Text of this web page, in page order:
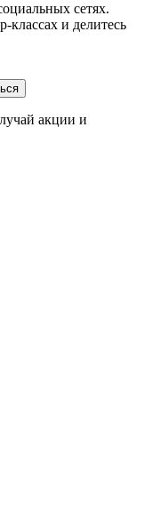
сетях.
классах и делитесь
акции и